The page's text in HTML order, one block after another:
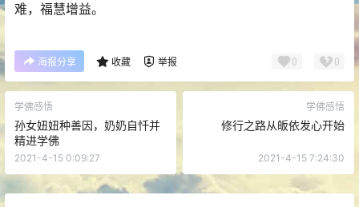
难，福慧增益。
海报分享 收藏 举报 0 0
学佛感悟
孙女妞妞种善因，奶奶自忏并
精进学佛
2021-4-15 0:09:27
学佛感悟
修行之路从皈依发心开始
2021-4-15 7:24:30